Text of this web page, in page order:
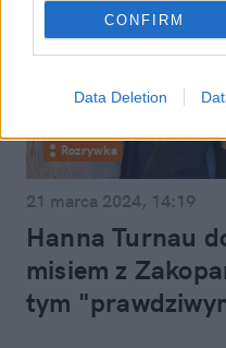
CONFIRM
Data Deletion
Rozrywka
21 marca 2024, 14:19
Hanna Turnau
misiem z
tym